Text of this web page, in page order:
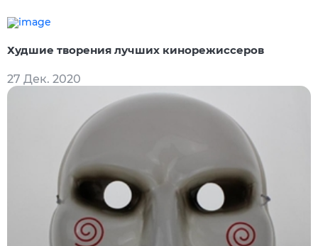
Худшие творения лучших кинорежиссеров
27 Дек. 2020